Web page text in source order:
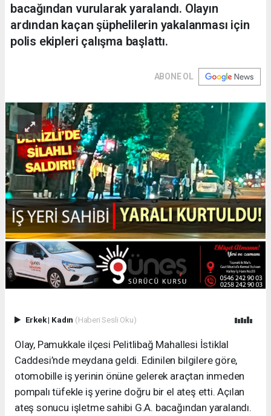
bacağından vurularak yaralandı. Olayın
ardından kaçan şüphelilerin yakalanması için
polis ekipleri çalışma başlattı.
ABONE OL
Erkek| Kadın (Haberi Sesli Oku)
Olay, Pamukkale ilçesi Pelitlibağ Mahallesi İstiklal
Caddesi’nde meydana geldi. Edinilen bilgilere göre,
otomobille iş yerinin önüne gelerek araçtan inmeden
pompalı tüfekle iş yerine doğru bir el ateş etti. Açılan
ateş sonucu işletme sahibi G.A. bacağından yaralandı.